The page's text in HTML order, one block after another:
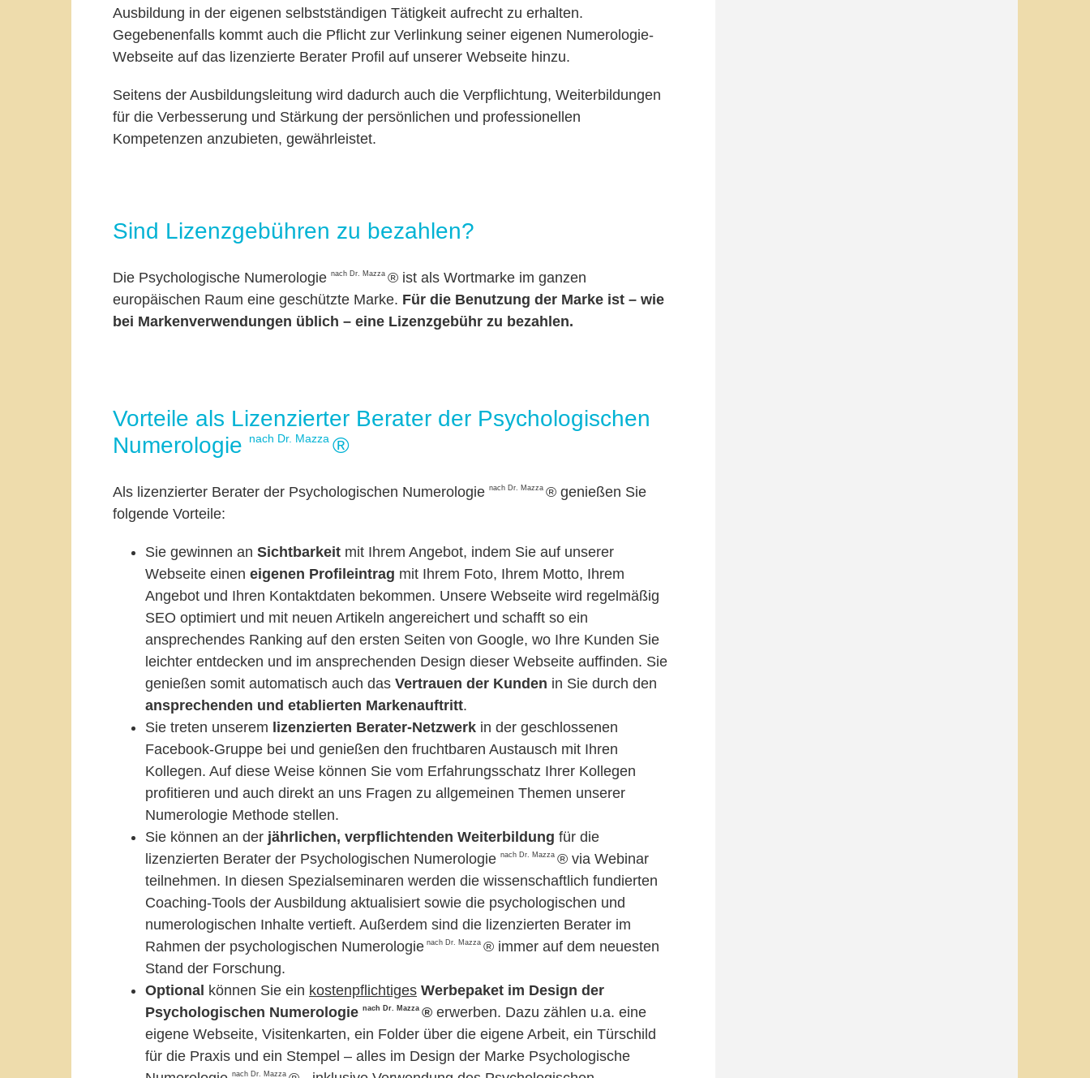
Ausbildung in der eigenen selbstständigen Tätigkeit aufrecht zu erhalten.
Gegebenenfalls kommt auch die Pflicht zur Verlinkung seiner eigenen Numerologie-
Webseite auf das lizenzierte Berater Profil auf unserer Webseite hinzu.
Seitens der Ausbildungsleitung wird dadurch auch die Verpflichtung, Weiterbildungen
für die Verbesserung und Stärkung der persönlichen und professionellen
Kompetenzen anzubieten, gewährleistet.
Sind Lizenzgebühren zu bezahlen?
Die Psychologische Numerologie nach Dr. Mazza ® ist als Wortmarke im ganzen
europäischen Raum eine geschützte Marke. Für die Benutzung der Marke ist – wie
bei Markenverwendungen üblich – eine Lizenzgebühr zu bezahlen.
Vorteile als Lizenzierter Berater der Psychologischen
Numerologie
nach Dr. Mazza ®
Als lizenzierter Berater der Psychologischen Numerologie nach Dr. Mazza ® genießen Sie
folgende Vorteile:
Sie gewinnen an Sichtbarkeit mit Ihrem Angebot, indem Sie auf unserer
Webseite einen eigenen Profileintrag mit Ihrem Foto, Ihrem Motto, Ihrem
Angebot und Ihren Kontaktdaten bekommen. Unsere Webseite wird regelmäßig
SEO optimiert und mit neuen Artikeln angereichert und schafft so ein
ansprechendes Ranking auf den ersten Seiten von Google, wo Ihre Kunden Sie
leichter entdecken und im ansprechenden Design dieser Webseite auffinden. Sie
genießen somit automatisch auch das Vertrauen der Kunden in Sie durch den
ansprechenden und etablierten Markenauftritt.
Sie treten unserem lizenzierten Berater-Netzwerk in der geschlossenen
Facebook-Gruppe bei und genießen den fruchtbaren Austausch mit Ihren
Kollegen. Auf diese Weise können Sie vom Erfahrungsschatz Ihrer Kollegen
profitieren und auch direkt an uns Fragen zu allgemeinen Themen unserer
Numerologie Methode stellen.
Sie können an der jährlichen, verpflichtenden Weiterbildung für die
lizenzierten Berater der Psychologischen Numerologie nach Dr. Mazza ® via Webinar
teilnehmen. In diesen Spezialseminaren werden die wissenschaftlich fundierten
Coaching-Tools der Ausbildung aktualisiert sowie die psychologischen und
numerologischen Inhalte vertieft. Außerdem sind die lizenzierten Berater im
Rahmen der psychologischen Numerologie nach Dr. Mazza ® immer auf dem neuesten
Stand der Forschung.
Optional können Sie ein kostenpflichtiges Werbepaket im Design der
Psychologischen Numerologie nach Dr. Mazza ® erwerben. Dazu zählen u.a. eine
eigene Webseite, Visitenkarten, ein Folder über die eigene Arbeit, ein Türschild
für die Praxis und ein Stempel – alles im Design der Marke Psychologische
nach Dr. Mazza